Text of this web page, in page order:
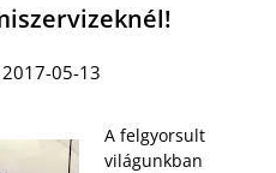
05-13
A felgyorsult
világunkban